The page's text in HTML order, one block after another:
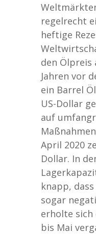
regelrecht
heftige
den Ölpreis
Jahren vor
ein Barrel
US-Dollar
auf
April 2020
Dollar. In
knapp,
sogar
erholte sich
bis Mai